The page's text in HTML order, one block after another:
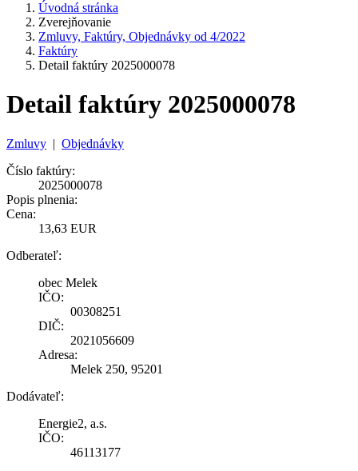
Úvodná stránka
Zverejňovanie
Zmluvy, Faktúry, Objednávky od 4/2022
Faktúry
Detail faktúry 2025000078
Detail faktúry 2025000078
Zmluvy | Objednávky
Číslo faktúry:
2025000078
Popis plnenia:
Cena:
13,63 EUR
Odberateľ:
obec Melek
IČO:
00308251
DIČ:
2021056609
Adresa:
Melek 250, 95201
Dodávateľ:
Energie2, a.s.
IČO:
46113177